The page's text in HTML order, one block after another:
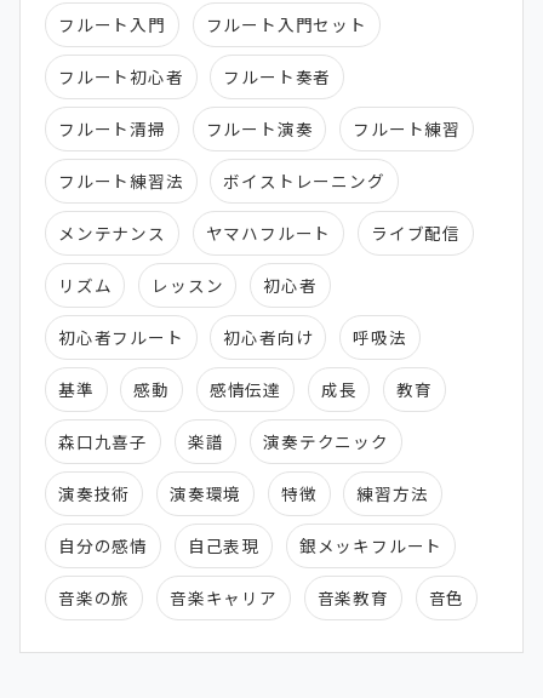
フルート入門 フルート入門セット
フルート初心者 フルート奏者
フルート清掃 フルート演奏 フルート練習
フルート練習法 ボイストレーニング
メンテナンス ヤマハフルート ライブ配信
リズム レッスン 初心者
初心者フルート 初心者向け 呼吸法
基準 感動 感情伝達 成長 教育
森口九喜子 楽譜 演奏テクニック
演奏技術 演奏環境 特徴 練習方法
自分の感情 自己表現 銀メッキフルート
音楽の旅 音楽キャリア 音楽教育 音色